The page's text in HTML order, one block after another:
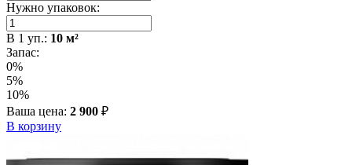
Нужно упаковок:
В 1 уп.: 10 м²
Запас:
0%
5%
10%
Ваша цена: 2 900 ₽
В корзину